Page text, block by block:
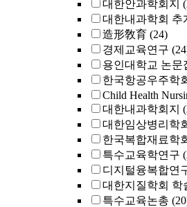
대한안과학회지
대한내과학회 추
造形敎育 (24)
경제교육연구
용인대학교 논문
한국항공우주학
Child Health
대한내과학회지
대한임상병리학
한국복합재료학
특수교육학연구
디지털융복합연
대한지질학회 학
특수교육논총